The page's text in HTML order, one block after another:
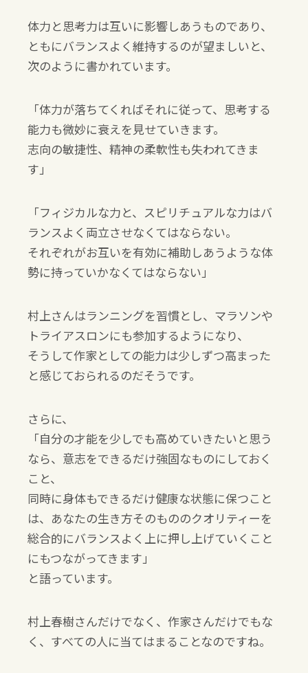
体力と思考力は互いに影響しあうものであり、
ともにバランスよく維持するのが望ましいと、
次のように書かれています。
「体力が落ちてくればそれに従って、思考する
能力も微妙に衰えを見せていきます。
志向の敏捷性、精神の柔軟性も失われてきま
す」
「フィジカルな力と、スピリチュアルな力はバ
ランスよく両立させなくてはならない。
それぞれがお互いを有効に補助しあうような体
勢に持っていかなくてはならない」
村上さんはランニングを習慣とし、マラソンや
トライアスロンにも参加するようになり、
そうして作家としての能力は少しずつ高まった
と感じておられるのだそうです。
さらに、
「自分の才能を少しでも高めていきたいと思う
なら、意志をできるだけ強固なものにしておく
こと、
同時に身体もできるだけ健康な状態に保つこと
は、あなたの生き方そのもののクオリティーを
総合的にバランスよく上に押し上げていくこと
にもつながってきます」
と語っています。
村上春樹さんだけでなく、作家さんだけでもな
く、すべての人に当てはまることなのですね。